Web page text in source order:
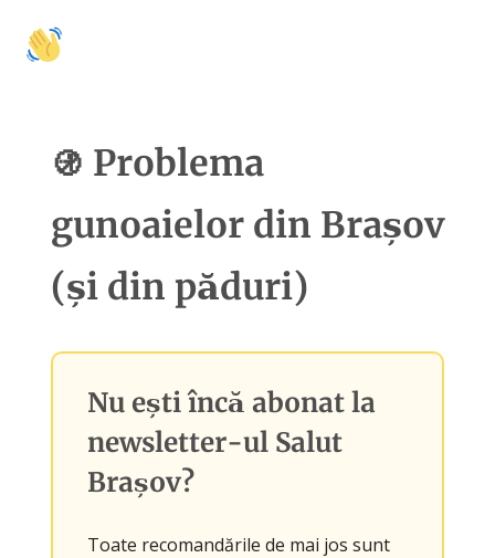
🚯 Problema
gunoaielor din Brașov
(și din păduri)
Nu ești încă abonat la
newsletter-ul Salut
Brașov?
Toate recomandările de mai jos sunt